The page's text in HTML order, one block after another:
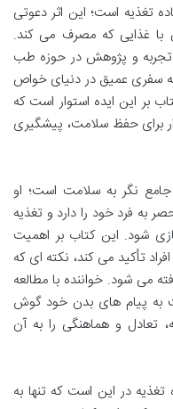
تغذیه است؛ این اثر دعوتی
با غذایی که مصرف می کند.
تجربه و پژوهش در حوزه طب
سفری عمیق در دنیای خواص
بر این ایده استوار است که
برای حفظ سلامت، پیشگیری
نگر به سلامت است؛ او
به فرد خود را دارد و تغذیه
شود. این کتاب بر اهمیت
تأکید می کند، نکته ای که
می شود. خواننده با مطالعه
به پیام های بدن خود گوش
تعادل و هماهنگی را به آن
در این است که تنها به